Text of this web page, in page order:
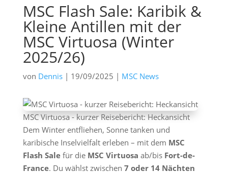
MSC Flash Sale: Karibik &
Kleine Antillen mit der
MSC Virtuosa (Winter
2025/26)
von Dennis| 19/09/2025 | MSC News
MSC Virtuosa - kurzer Reisebericht: Heckansicht
Dem Winter entfliehen, Sonne tanken und
karibische Inselvielfalt erleben – mit dem MSC
Flash Salefür die MSC Virtuosa ab/bis Fort-de-
France. Du wählst zwischen 7 oder 14 Nächten